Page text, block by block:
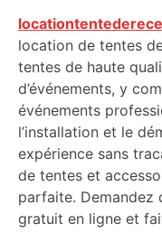
location de tentes
tentes de haute
d’événements, y
événements
l’installation et le
expérience sans
de tentes et
parfaite. Demandez
gratuit en ligne et